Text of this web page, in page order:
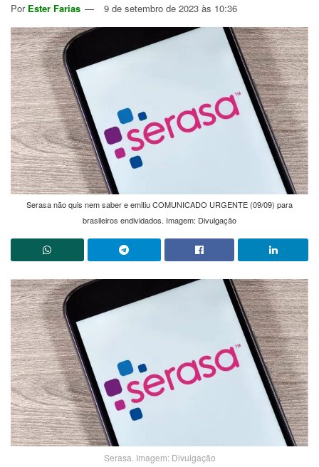
Por Ester Farias 9 de setembro de 2023 às 10:36
Serasa não quis nem saber e emitiu COMUNICADO URGENTE (09/09) para
brasileiros endividados. Imagem: Divulgação
Serasa. Imagem: Divulgação